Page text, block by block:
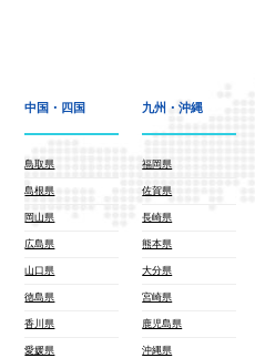
中国・四国
鳥取県
島根県
岡山県
広島県
山口県
徳島県
香川県
愛媛県
九州・沖縄
福岡県
佐賀県
長崎県
熊本県
大分県
宮崎県
鹿児島県
沖縄県